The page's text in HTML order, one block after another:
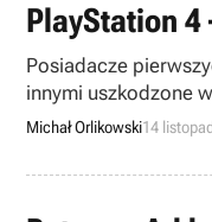
PlayStation 4
Posiadacze
innymi uszkodzone
Michał Orlikowski14